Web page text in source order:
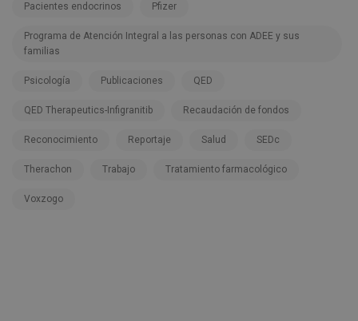
Pacientes endocrinos Pfizer
Programa de Atención Integral a las personas con ADEE y sus
familias
Psicología Publicaciones QED
QED Therapeutics-Infigranitib Recaudación de fondos
Reconocimiento Reportaje Salud SEDc
Therachon Trabajo Tratamiento farmacológico
Voxzogo